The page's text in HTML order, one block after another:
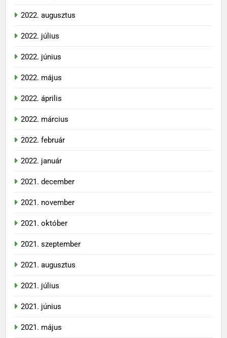
2022. augusztus
2022. július
2022. június
2022. május
2022. április
2022. március
2022. február
2022. január
2021. december
2021. november
2021. október
2021. szeptember
2021. augusztus
2021. július
2021. június
2021. május